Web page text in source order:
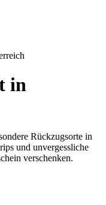
in
Rückzugsorte in
und unvergessliche
verschenken.